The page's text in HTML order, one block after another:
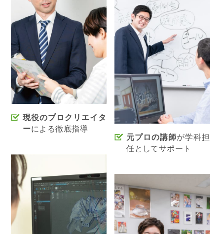
現役のプロクリエイタ
ーによる徹底指導
元プロの講師が学科担
任としてサポート